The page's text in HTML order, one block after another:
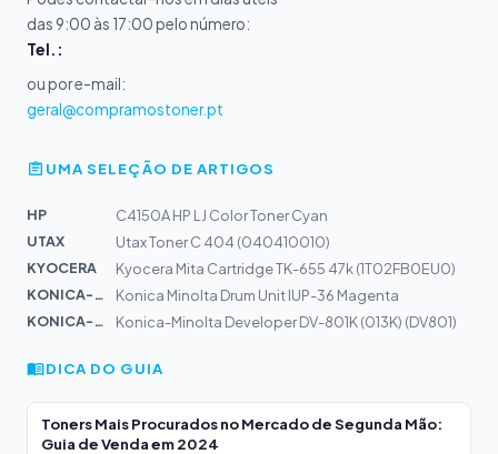
das 9:00 às 17:00 pelo número:
Tel.:
ou por e-mail:
geral@compramostoner.pt
UMA SELEÇÃO DE ARTIGOS
HP
C4150A HP LJ Color Toner Cyan
UTAX
Utax Toner C 404 (040410010)
KYOCERA
Kyocera Mita Cartridge TK-655 47k (1T02FB0EU0)
KONICA-MIN...
Konica Minolta Drum Unit IUP-36 Magenta
KONICA-MIN...
Konica-Minolta Developer DV-801K (013K) (DV801)
DICA DO GUIA
Toners Mais Procurados no Mercado de Segunda Mão:
Guia de Venda em 2024